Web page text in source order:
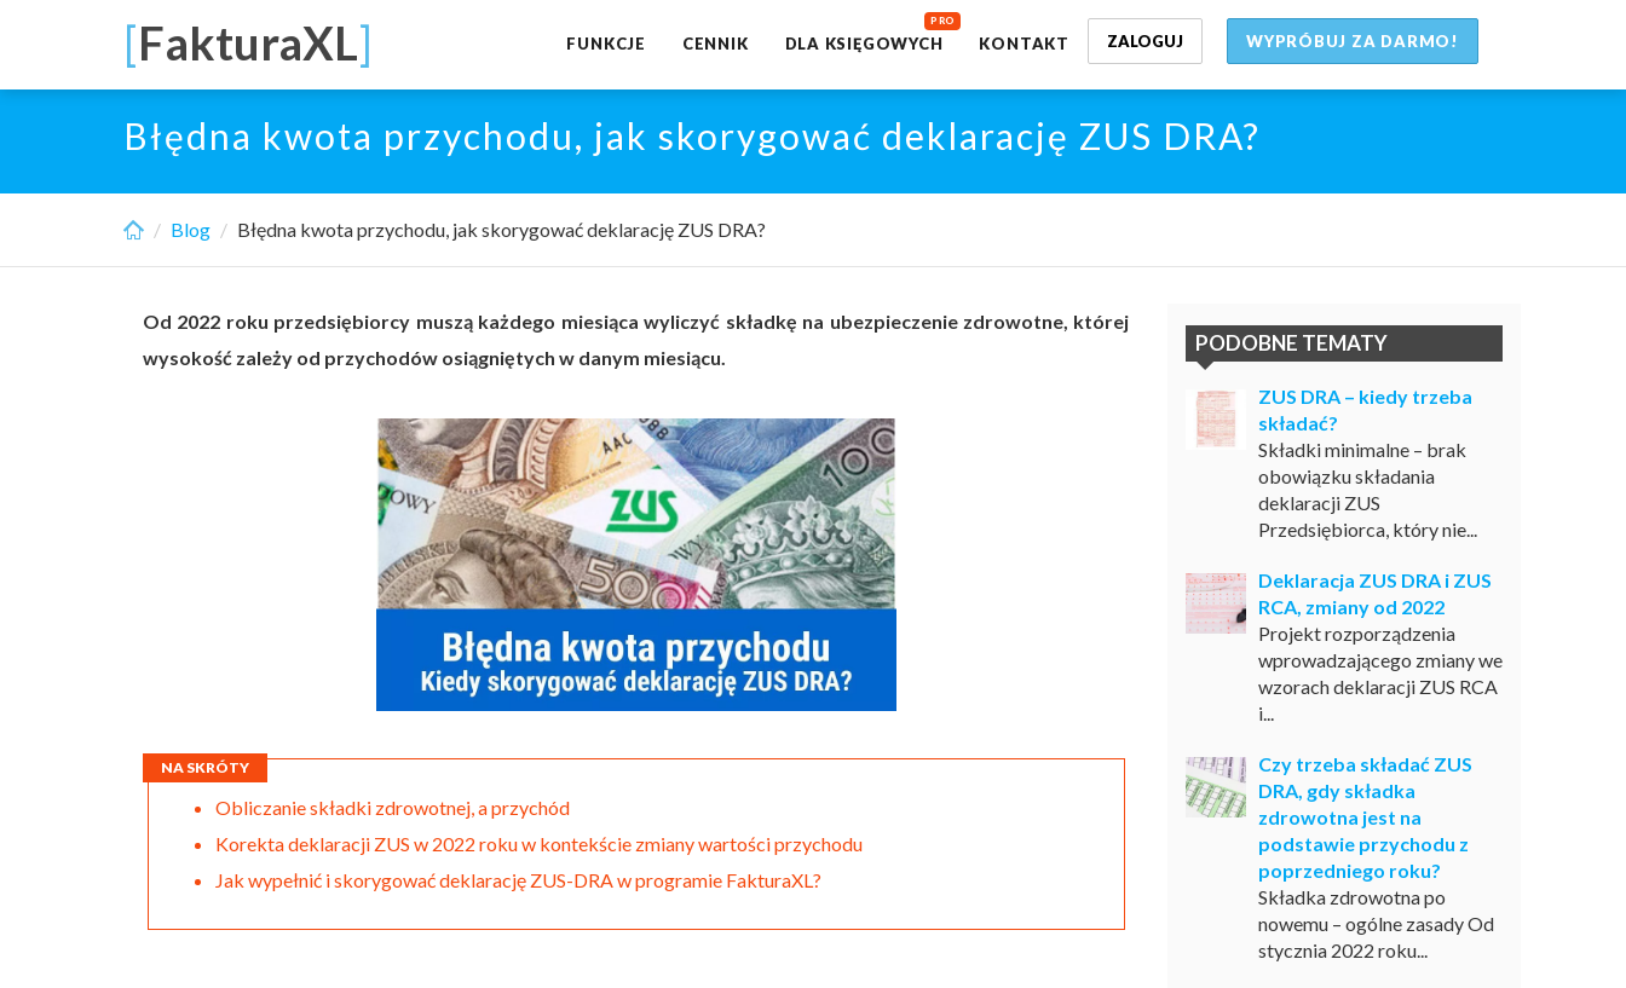
main
[FakturaXL] WYPRÓBUJ ZA DARMO!
ZALOGUJ
FUNKCJE CENNIK DLA KSIĘGOWYCH KONTAKT
Błędna kwota przychodu, jak skorygować deklarację ZUS DRA?
Blog Błędna kwota przychodu, jak skorygować deklarację ZUS DRA?
Od 2022 roku przedsiębiorcy muszą każdego miesiąca wyliczyć składkę na ubezpieczenie zdrowotne, której
wysokość zależy od przychodów osiągniętych w danym miesiącu.
NA SKRÓTY
Obliczanie składki zdrowotnej, a przychód
Korekta deklaracji ZUS w 2022 roku w kontekście zmiany wartości przychodu
Jak wypełnić i skorygować deklarację ZUS-DRA w programie FakturaXL?
PODOBNE TEMATY
ZUS DRA – kiedy trzeba
składać?
Składki minimalne – brak
obowiązku składania
deklaracji ZUS
Przedsiębiorca, który nie...
Deklaracja ZUS DRA i ZUS
RCA, zmiany od 2022
Projekt rozporządzenia
wprowadzającego zmiany we
wzorach deklaracji ZUS RCA
i...
Czy trzeba składać ZUS
DRA, gdy składka
zdrowotna jest na
podstawie przychodu z
poprzedniego roku?
Składka zdrowotna po
nowemu – ogólne zasady Od
stycznia 2022 roku...